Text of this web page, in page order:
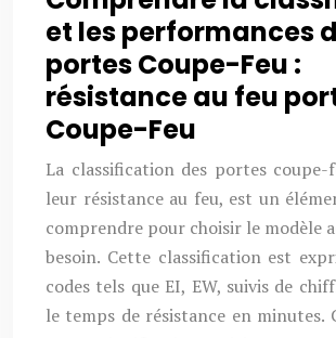
et les performances
portes Coupe-Feu :
résistance au feu
Coupe-Feu
La classification des portes coupe-
leur résistance au feu, est un
comprendre pour choisir le modèle
besoin. Cette classification est
codes tels que EI, EW, suivis de
le temps de résistance en minutes.